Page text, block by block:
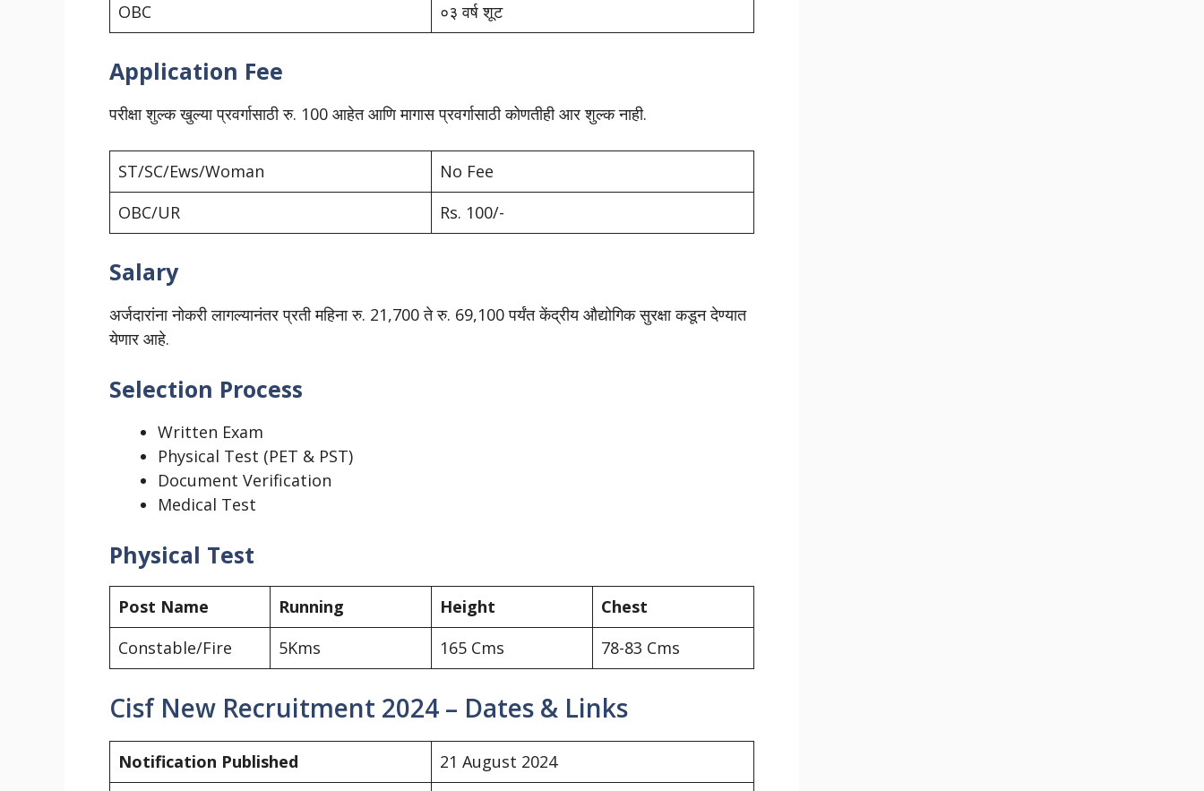
OBC
०३ वर्ष शूट
Application Fee
परीक्षा शुल्क खुल्या प्रवर्गासाठी रु. 100 आहेत आणि मागास प्रवर्गासाठी कोणतीही आर शुल्क नाही.
ST/SC/Ews/Woman
No Fee
OBC/UR
Rs. 100/-
Salary
अर्जदारांना नोकरी लागल्यानंतर प्रती महिना रु. 21,700 ते रु. 69,100 पर्यंत केंद्रीय औद्योगिक सुरक्षा कडून देण्यात
येणार आहे.
Selection Process
Written Exam
Physical Test (PET & PST)
Document Verification
Medical Test
Physical Test
Post Name Running Height
Chest
Constable/Fire
5Kms 165 Cms 78-83 Cms
Cisf New Recruitment 2024 – Dates & Links
Notification Published
21 August 2024